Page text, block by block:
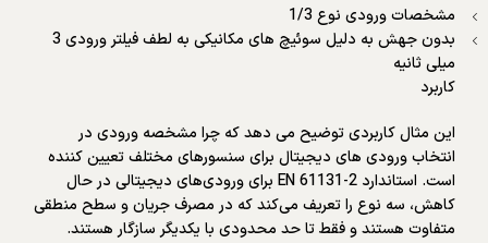
مشخصات ورودی نوع 1/3
بدون جهش به دلیل سوئیچ های مکانیکی به لطف فیلتر ورودی 3
میلی ثانیه
کاربرد
این مثال کاربردی توضیح می دهد که چرا مشخصه ورودی در
انتخاب ورودی های دیجیتال برای سنسورهای مختلف تعیین کننده
است. استاندارد EN 61131-2 برای ورودی‌های دیجیتالی در حال
کاهش، سه نوع را تعریف می‌کند که در مصرف جریان و سطح منطقی
متفاوت هستند و فقط تا حد محدودی با یکدیگر سازگار هستند.